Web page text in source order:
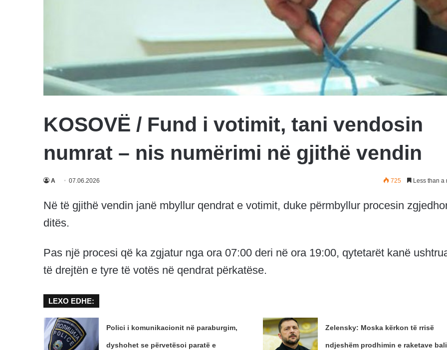
KOSOVË / Fund i votimit, tani vendosin
numrat – nis numërimi në gjithë vendin
A 07.06.2026 725 Less than a
Në të gjithë vendin janë mbyllur qendrat e votimit, duke përmbyllur procesin
ditës.
Pas një procesi që ka zgjatur nga ora 07:00 deri në ora 19:00, qytetarët kanë
të drejtën e tyre të votës në qendrat përkatëse.
LEXO EDHE:
Polici i komunikacionit në paraburgim,
dyshohet se përvetësoi paratë e
Zelensky: Moska kërkon të rrisë
ndjeshëm prodhimin e raketave